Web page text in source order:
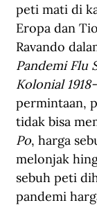
peti mati di
Eropa dan
Ravando
Pandemi Flu
Kolonial 1918-
permintaan,
tidak bisa
Po, harga
melonjak
sebuh peti
pandemi